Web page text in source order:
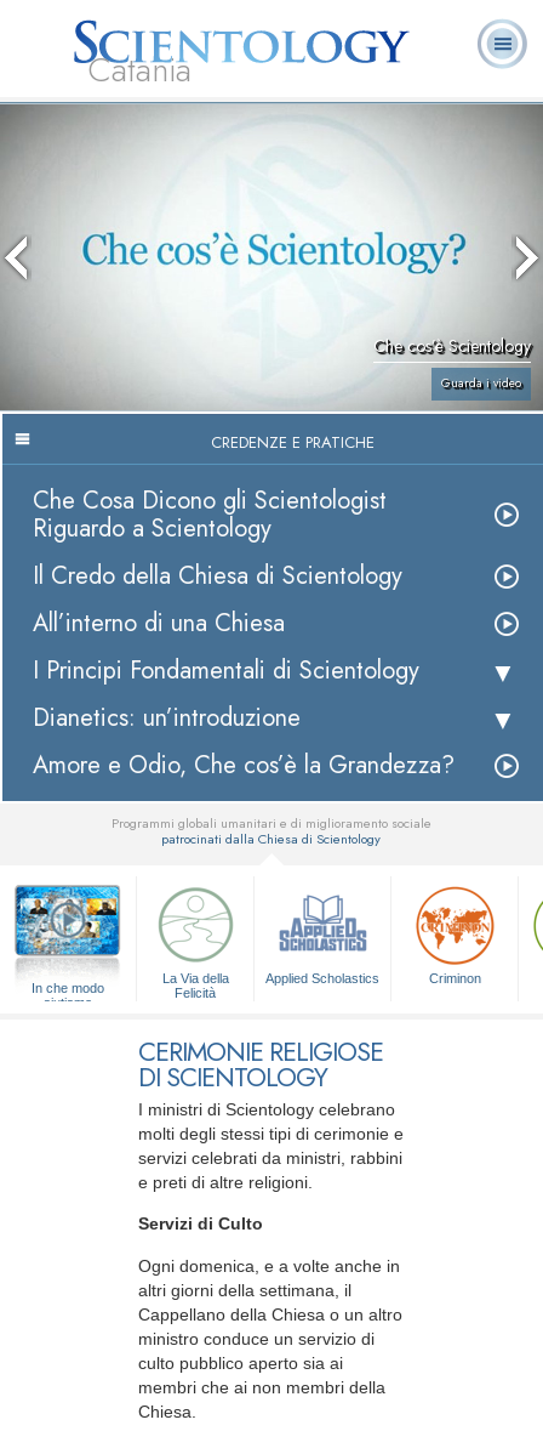
Catania
Volontari
Che cos’è Scientology
Guarda i video
CREDENZE E PRATICHE
Che Cosa Dicono gli Scientologist
Riguardo a Scientology
Il Credo della Chiesa di Scientology
All’interno di una Chiesa
I Principi Fondamentali di Scientology
Dianetics: un’introduzione
Amore e Odio, Che cos’è la Grandezza?
Programmi globali umanitari e di miglioramento sociale
patrocinati dalla Chiesa di Scientology
In che modo
aiutiamo
La Via della
Felicità
Applied Scholastics Criminon
CERIMONIE RELIGIOSE
DI SCIENTOLOGY
I ministri di Scientology celebrano
molti degli stessi tipi di cerimonie e
servizi celebrati da ministri, rabbini
e preti di altre religioni.
Servizi di Culto
Ogni domenica, e a volte anche in
altri giorni della settimana, il
Cappellano della Chiesa o un altro
ministro conduce un servizio di
culto pubblico aperto sia ai
membri che ai non membri della
Chiesa.